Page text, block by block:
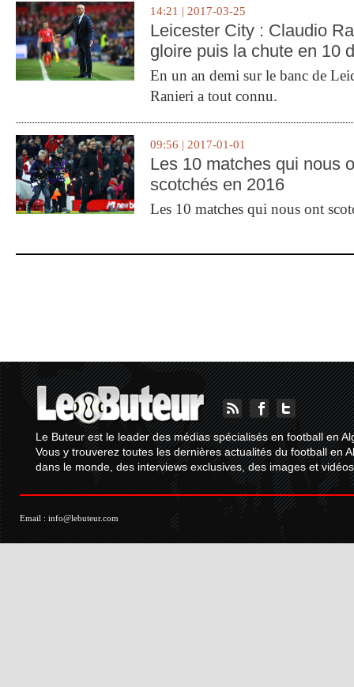
14:21 | 2017-03-25
Leicester City : Claudio
gloire puis la chute en 10
En un an demi sur le banc de
Ranieri a tout connu.
09:56 | 2017-01-01
Les 10 matches qui nous
scotchés en 2016
Les 10 matches qui nous ont
Le Buteur est le leader des médias spécialisés en football en
Vous y trouverez toutes les dernières actualités du football en
dans le monde, des interviews exclusives, des images et
Email : info@lebuteur.com